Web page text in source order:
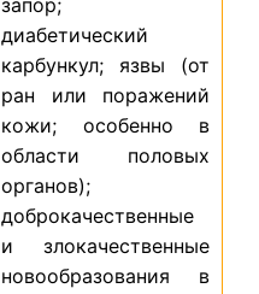
диабетический
карбункул; язвы (от
ран или поражений
кожи; особенно в
области половых
органов);
доброкачественные
и злокачественные
новообразования в